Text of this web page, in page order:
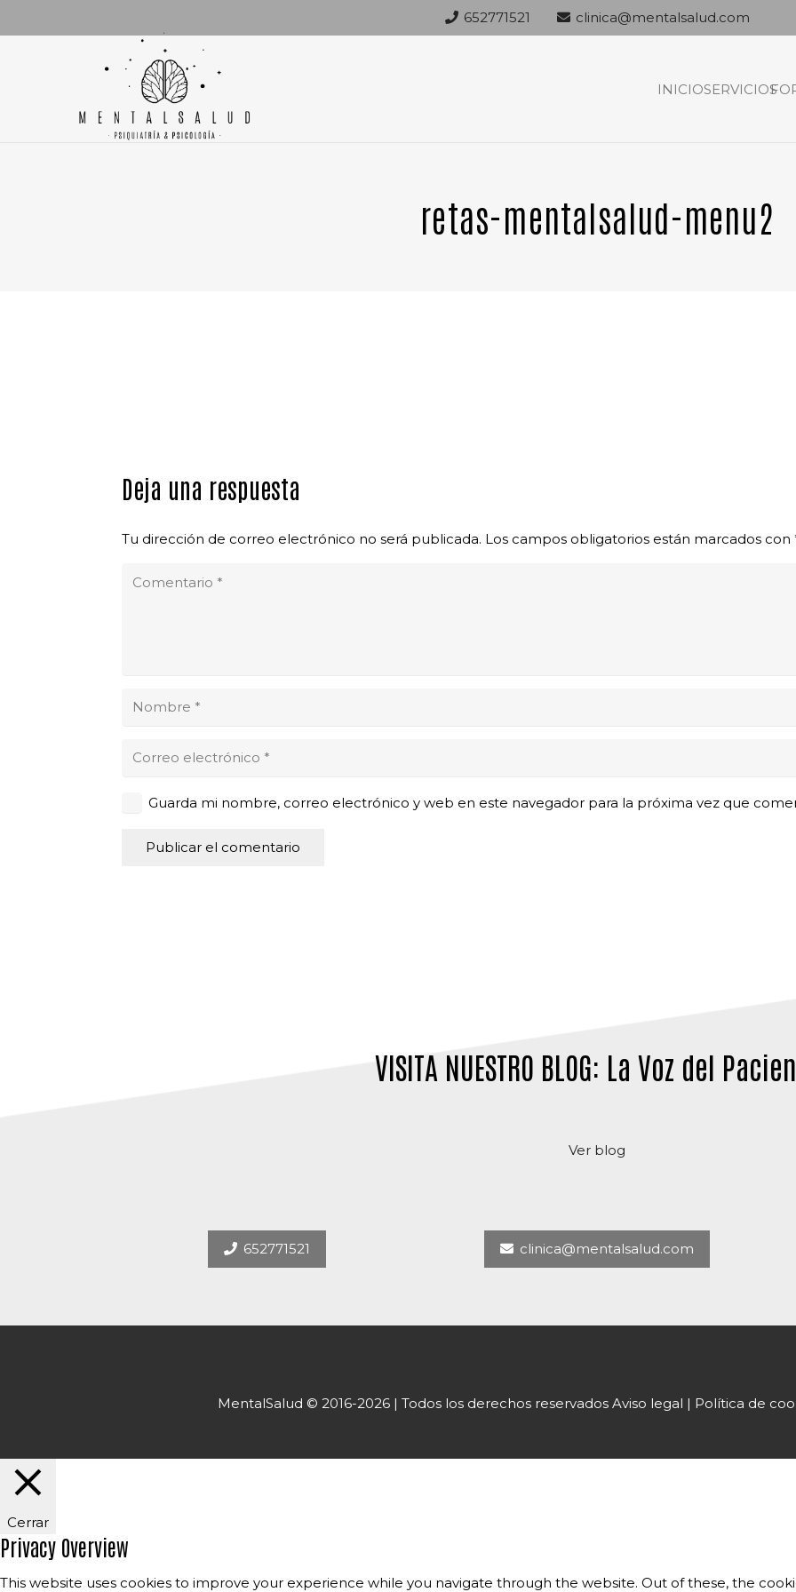
652771521 clinica@mentalsalud.com
INICIOSERVICIOS
retas-mentalsalud-menu2
Deja una respuesta
Tu dirección de correo electrónico no será publicada. Los campos obligatorios están marcados con
Guarda mi nombre, correo electrónico y web en este navegador para la próxima vez que
Publicar el comentario
VISITA NUESTRO BLOG: La Voz del
Ver blog
652771521 clinica@mentalsalud.com
MentalSalud © 2016-2026 | Todos los derechos reservados Aviso legal | Política de
Cerrar
Privacy Overview
This website uses cookies to improve your experience while you navigate through the website. Out of these, the